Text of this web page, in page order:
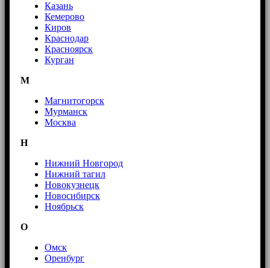
Казань
Кемерово
Киров
Краснодар
Красноярск
Курган
М
Магнитогорск
Мурманск
Москва
Н
Нижний Новгород
Нижний тагил
Новокузнецк
Новосибирск
Ноябрьск
О
Омск
Оренбург